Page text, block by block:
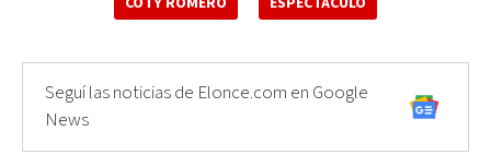
Seguí las noticias de Elonce.com en Google
News